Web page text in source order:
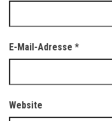
E-Mail-Adresse *
Website